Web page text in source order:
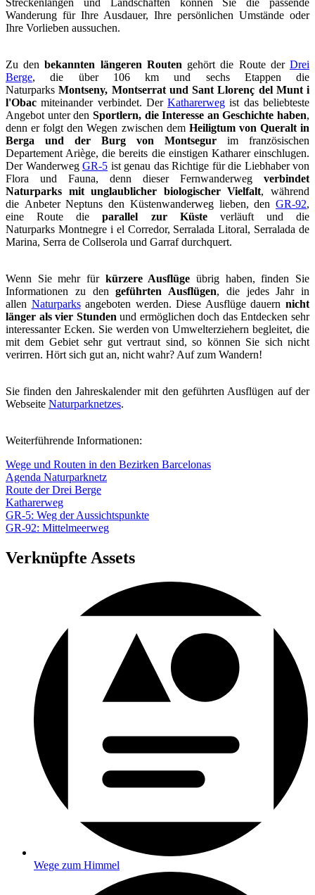
Wanderung für Ihre Ausdauer, Ihre persönlichen Umstände oder
Ihre Vorlieben aussuchen.
Zu denbekannten längeren Routen gehört die Route derDrei
Berge, die über 106 km und sechs Etappen die
NaturparksMontseny, Montserrat und Sant Llorenç del Munt i
l'Obacmiteinander verbindet. DerKatharerweg ist das beliebteste
Angebot unter den Sportlern, die Interesse an Geschichte haben,
denn er folgt den Wegen zwischen dem Heiligtum von Queralt in
Berga und der Burg von Montsegur im französischen
Departement Ariège, die bereits die einstigen Katharer einschlugen.
Der Wanderweg GR-5 ist genau das Richtige für die Liebhaber von
Flora und Fauna, denn dieser Fernwanderweg verbindet
Naturparks mit unglaublicher biologischer Vielfalt, während
die Anbeter Neptuns den Küstenwanderweg lieben, denGR-92,
eine Route dieparallel zur Küsteverläuft und die
Naturparks Montnegre i el Corredor, Serralada Litoral, Serralada de
Marina, Serra de Collserola und Garraf durchquert.
Wenn Sie mehr für kürzere Ausflüge übrig haben, finden Sie
Informationen zu dengeführten Ausflügen, die jedes Jahr in
allen Naturparksangeboten werden. Diese Ausflüge dauernnicht
länger als vier Stunden und ermöglichen doch das Entdecken sehr
interessanter Ecken. Sie werden von Umwelterziehern begleitet, die
mit dem Gebiet sehr gut vertraut sind, so können Sie sich nicht
verirren. Hört sich gut an, nicht wahr? Auf zum Wandern!
Sie finden den Jahreskalender mit den geführten Ausflügen auf der
Webseite Naturparknetzes.
Weiterführende Informationen:
Wege und Routen in den Bezirken Barcelonas
Agenda Naturparknetz
Route der Drei Berge
Katharerweg
GR-5: Weg der Aussichtspunkte
GR-92: Mittelmeerweg
Verknüpfte Assets
Wege zum Himmel